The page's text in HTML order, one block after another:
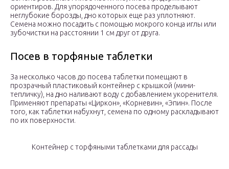
ориентиров. Для упорядоченного посева проделывают
неглубокие борозды, дно которых еще раз уплотняют.
Семена можно посадить с помощью мокрого конца иглы или
зубочистки на расстоянии 1 см друг от друга.
Посев в торфяные таблетки
За несколько часов до посева таблетки помещают в
прозрачный пластиковый контейнер с крышкой (мини-
тепличку), на дно наливают воду с добавлением укоренителя.
Применяют препараты «Циркон», «Корневин», «Эпин». После
того, как таблетки набухнут, семена по одному раскладывают
по их поверхности.
Контейнер с торфяными таблетками для рассады